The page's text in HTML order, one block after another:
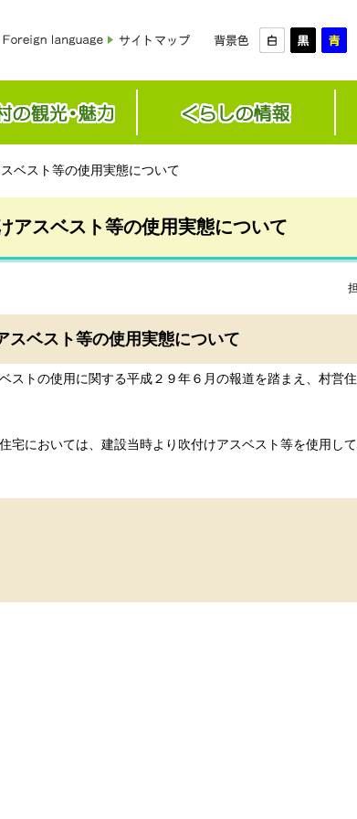
ベスト等の使用実態について
アスベスト等の使用実態について
スベスト等の使用実態について
ストの使用に関する平成２９年６月の報道を踏まえ、村営
においては、建設当時より吹付けアスベスト等を使用して